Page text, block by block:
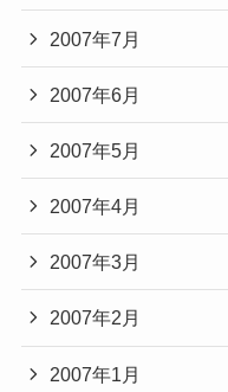
2007年7月
2007年6月
2007年5月
2007年4月
2007年3月
2007年2月
2007年1月